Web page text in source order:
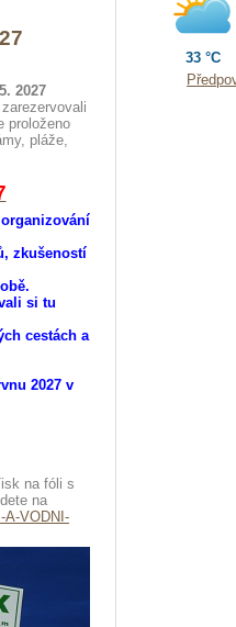
2027
proloženo
pláže,
zkušeností
si tu
cestách a
2027 v
na fóli s
na
A-VODNI-
33 °C